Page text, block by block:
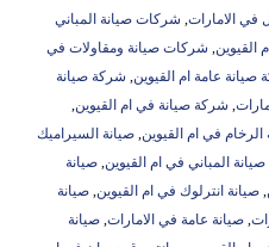
في الامارات, شركات صيانة المباني
, ‏شركات صيانة ومقاولات في
صيانة عامة ام القيوين, شركة صيانة
, شركة صيانة في ام القيوين,
الرخام في ام القيوين, صيانة السيراميك
صيانة المباني في ام القيوين, صيانة
, صيانة انترلوك في ام القيوين, صيانة
, صيانة عامة في الامارات, صيانة